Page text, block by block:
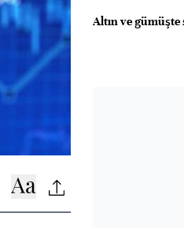
Altın ve